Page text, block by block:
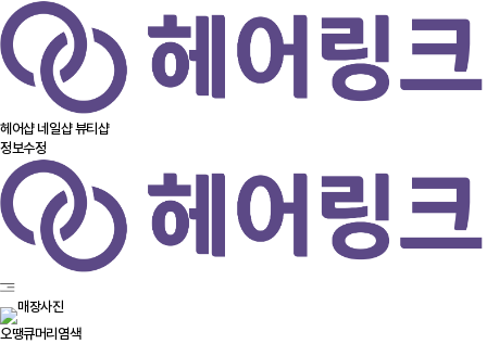
헤어샵 네일샵뷰티샵
정보수정
오땡큐머리염색